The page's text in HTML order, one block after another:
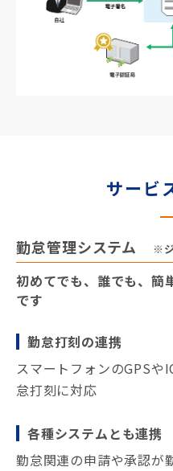
サービ
勤怠管理システム ※
初めてでも、誰でも、簡
です
勤怠打刻の連携
スマートフォンのGPSや
怠打刻に対応
各種システムとも連携
勤怠関連の申請や承認が